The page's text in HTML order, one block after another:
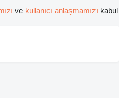
ve kullanıcı anlaşmamızı kabul